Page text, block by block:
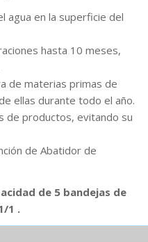
agua en la superficie del
hasta 10 meses,
de materias primas de
ellas durante todo el año.
de productos, evitando su
de Abatidor de
de 5 bandejas de
1 .